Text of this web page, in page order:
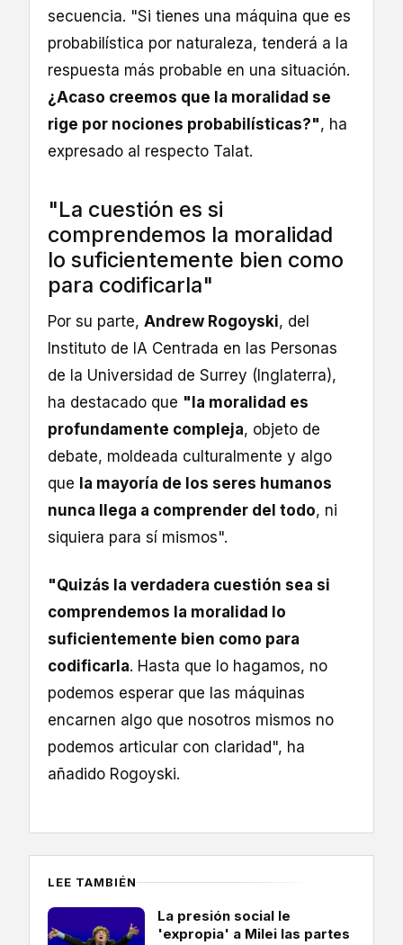
secuencia. "Si tienes una máquina que es
probabilística por naturaleza, tenderá a la
respuesta más probable en una situación.
¿Acaso creemos que la moralidad se
rige por nociones probabilísticas?", ha
expresado al respecto Talat.
"La cuestión es si
comprendemos la moralidad
lo suficientemente bien como
para codificarla"
Por su parte, Andrew Rogoyski, del
Instituto de IA Centrada en las Personas
de la Universidad de Surrey (Inglaterra),
ha destacado que "la moralidad es
profundamente compleja, objeto de
debate, moldeada culturalmente y algo
que la mayoría de los seres humanos
nunca llega a comprender del todo, ni
siquiera para sí mismos".
"Quizás la verdadera cuestión sea si
comprendemos la moralidad lo
suficientemente bien como para
codificarla. Hasta que lo hagamos, no
podemos esperar que las máquinas
encarnen algo que nosotros mismos no
podemos articular con claridad", ha
añadido Rogoyski.
LEE TAMBIÉN
La presión social le
'expropia' a Milei las partes